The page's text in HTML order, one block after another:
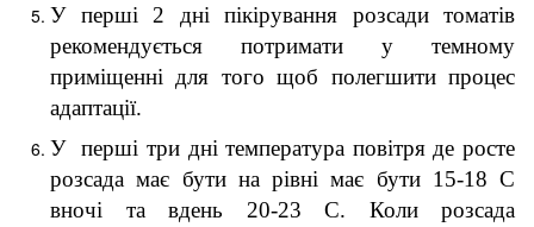
У перші 2 дні пікірування розсади томатів
рекомендується потримати у темному
приміщенні для того щоб полегшити процес
адаптації.
У перші три дні температура повітря де росте
розсада має бути на рівні має бути 15-18 С
вночі та вдень 20-23 С. Коли розсада